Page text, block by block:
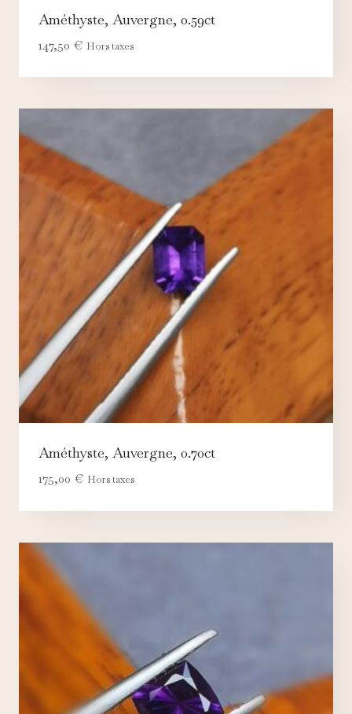
Améthyste, Auvergne, 0.59ct
147,50 € Hors taxes
Améthyste, Auvergne, 0.70ct
175,00 € Hors taxes
Nécessaires TOUJOURS ACTIFS
Ces cookies sont indispensables au bon fonctionnement
du site et ne peuvent pas être désactivés.
Analytics
Ces cookies nous permettent de mesurer l'audience et
d'améliorer nos contenus (Google Analytics, Matomo…).
Marketing
Ces cookies servent à vous proposer des publicités
adaptées à vos centres d'intérêt.